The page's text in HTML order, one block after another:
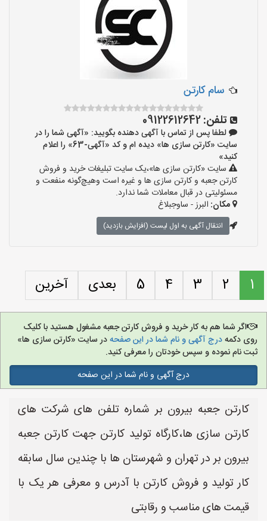
سام کارتن
تلفن:09122612642
لطفا پس از تماس با آگهی دهنده بگویید: «آگهی شما را در
سایت «کارتن سازی ها» دیده ام و کد «آگهی-63» را اعلام
کنید»
سایت «کارتن سازی ها»،یک سایت تبلیغات خرید و فروش
کارتن جعبه و کارتن سازی ها و غیره است وهیچ‌گونه منفعت و
مسئولیتی در قبال معاملات شما ندارد.
مکان: البرز - ساوجبلاغ
انتقال آگهی به اول لیست (افزایش بازدید)
1
2
3
4
5 بعدی آخرین
اگر شما هم به کار خرید و فروش کارتن جعبه مشغول هستید با کلیک
روی دکمهدرج آگهی و نام شما در این صفحهدر سایت «کارتن سازی ها»
ثبت نام نموده و سپس خودتان را معرفی کنید.
درج آگهی و نام شما در این صفحه
کارتن جعبه بیرون بر شماره تلفن های شرکت های
کارتن سازی ها،کارگاه تولید کارتن جهت کارتن جعبه
بیرون بر در تهران و شهرستان ها با چندین سال سابقه
کار تولید و فروش کارتن با آدرس و معرفی هر یک با
قیمت های مناسب و رقابتی